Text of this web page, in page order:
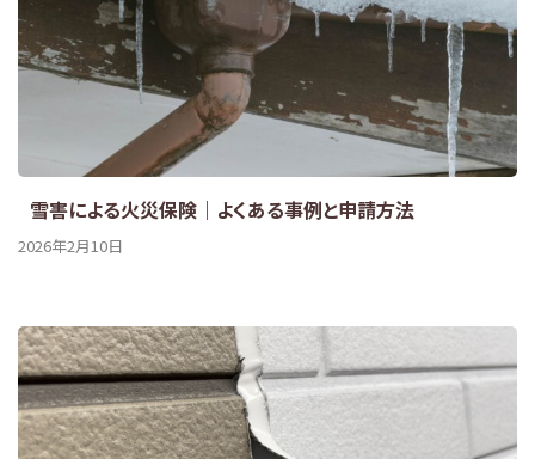
雪害による火災保険｜よくある事例と申請方法
2026年2月10日